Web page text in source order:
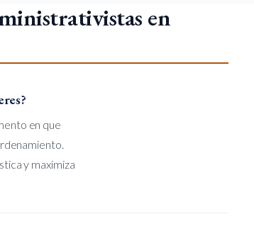
en
en que
y maximiza